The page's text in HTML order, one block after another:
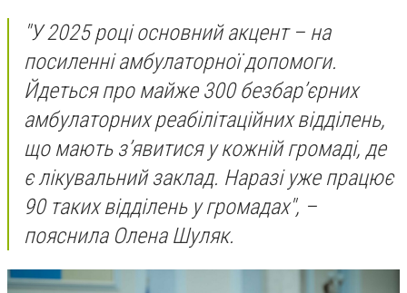
"У 2025 році основний акцент – на
посиленні амбулаторної допомоги.
Йдеться про майже 300 безбарʼєрних
амбулаторних реабілітаційних відділень,
що мають з’явитися у кожній громаді, де
є лікувальний заклад. Наразі уже працює
90 таких відділень у громадах", –
пояснила Олена Шуляк.